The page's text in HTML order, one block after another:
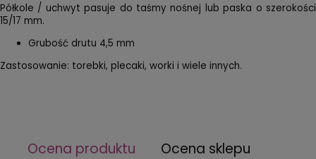
Półkole / uchwyt pasuje do taśmy nośnej lub paska o szerokości
15/17 mm.
Grubość drutu 4,5 mm
Zastosowanie: torebki, plecaki, worki i wiele innych.
Ocena produktu Ocena sklepu